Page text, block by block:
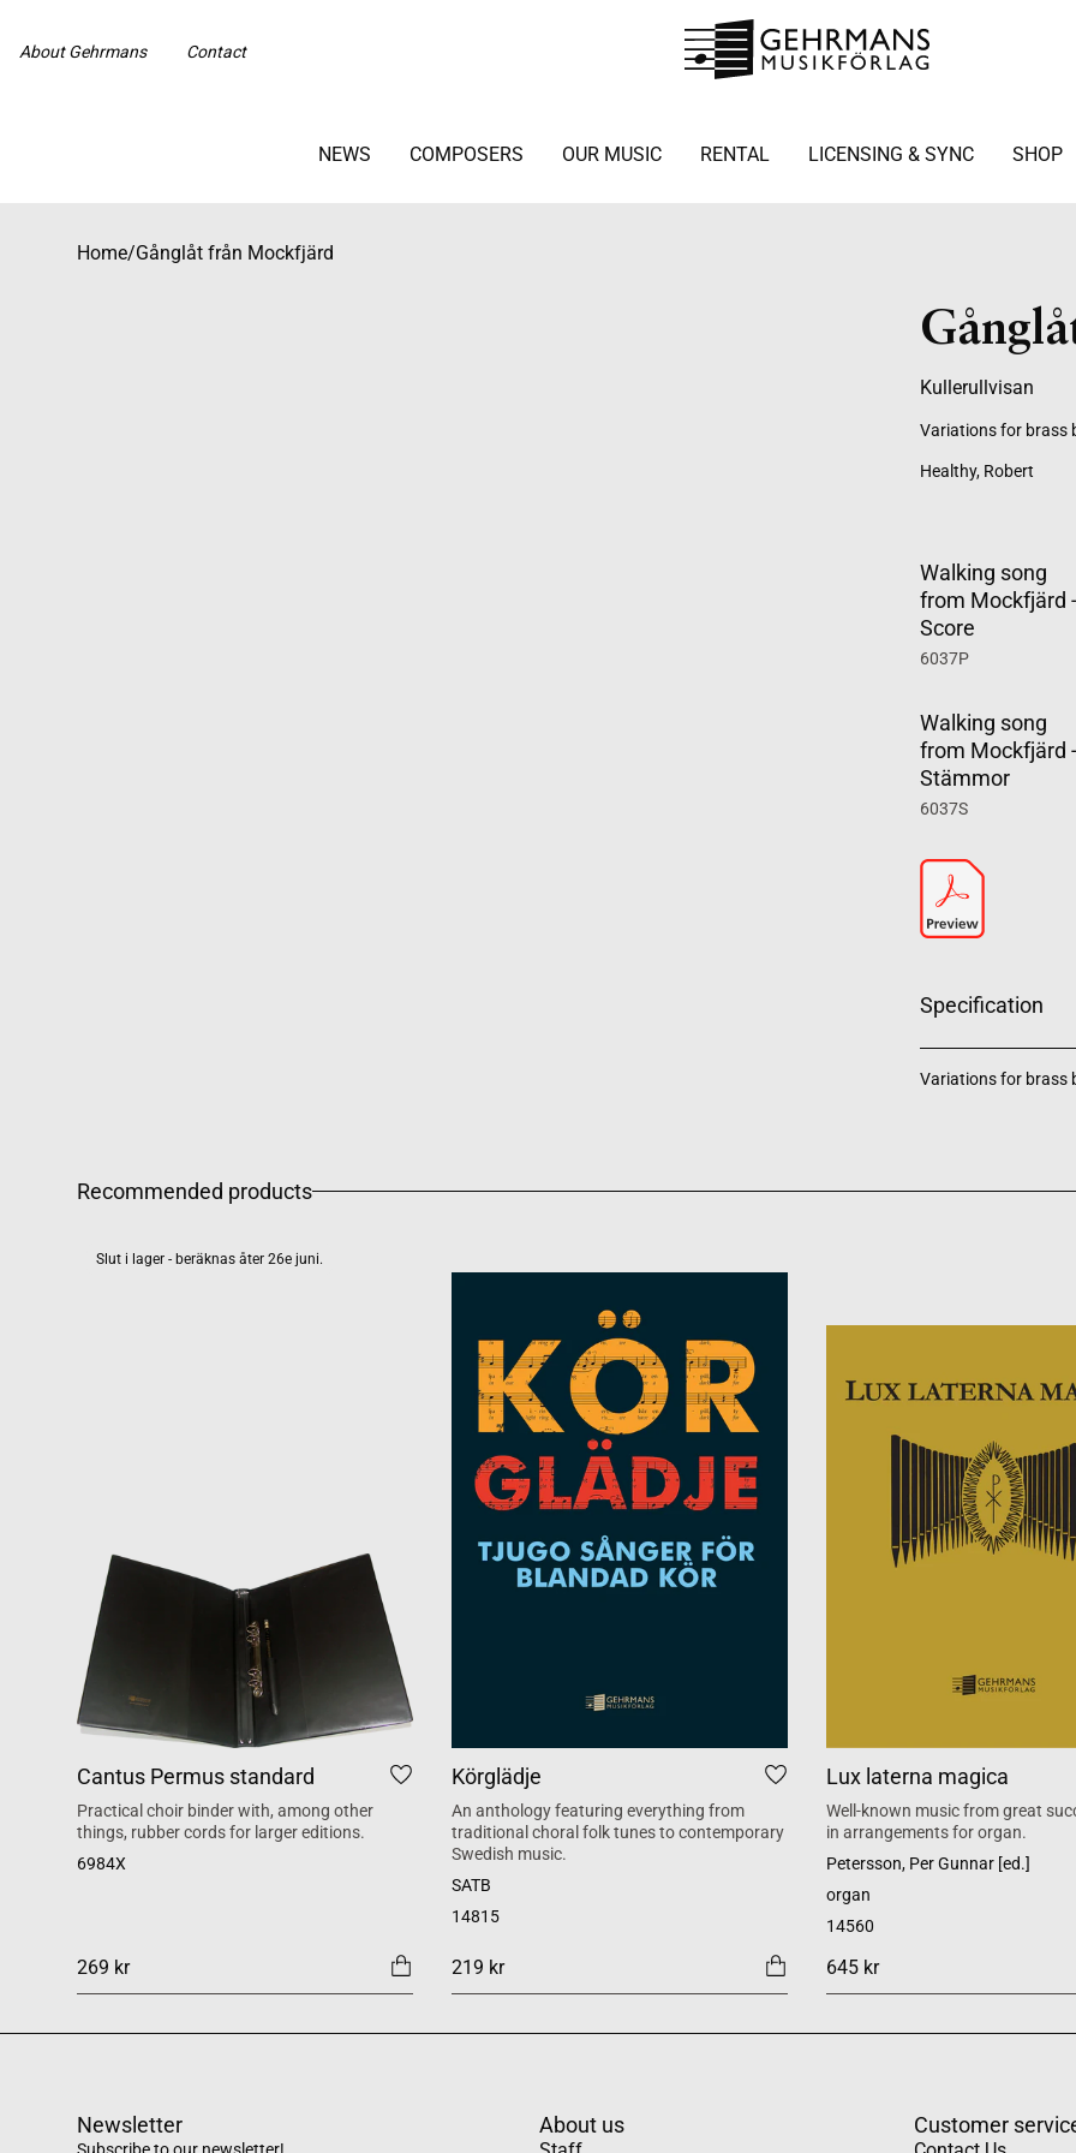
About Gehrmans Contact
NEWS COMPOSERS OUR MUSIC RENTAL LICENSING & SYNC SHOP
Home/Gånglåt från Mockfjärd
Kullerullvisan
Variations for brass
Healthy, Robert
Walking song
from Mockfjärd -
Score
6037P
Walking song
from Mockfjärd -
Stämmor
6037S
Specification
Variations for brass
Recommended products
Slut i lager - beräknas åter 26e juni.
Cantus Permus standard
Practical choir binder with, among other
things, rubber cords for larger editions.
6984X
269 kr
Körglädje
An anthology featuring everything from
traditional choral folk tunes to contemporary
Swedish music.
SATB
14815
219 kr
Lux laterna magica
Well-known music from great
in arrangements for organ.
Petersson, Per Gunnar [ed.]
organ
14560
645 kr
Newsletter About us Customer